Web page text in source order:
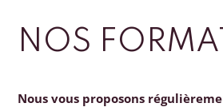
NOS
Nous vous proposons